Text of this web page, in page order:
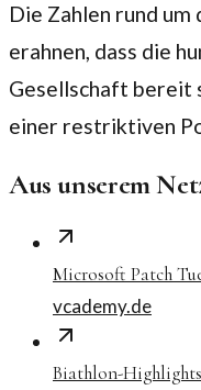
Die Zahlen rund
erahnen, dass die
Gesellschaft bereit
einer restriktiven
Aus unserem
Microsoft Patch
vcademy.de
Biathlon-